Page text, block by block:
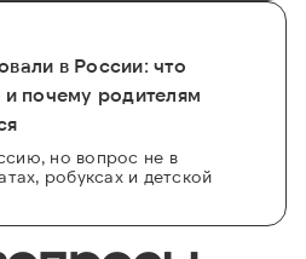
в России: что
и почему родителям
но вопрос не в
робуксах и детской